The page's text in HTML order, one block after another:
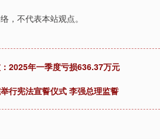
，不代表本站观点。
2025年一季度亏损636.37万元
行宪法宣誓仪式 李强总理监誓